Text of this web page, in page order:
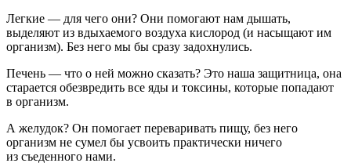
Легкие — для чего они? Они помогают нам дышать,
выделяют из вдыхаемого воздуха кислород (и насыщают им
организм). Без него мы бы сразу задохнулись.
Печень — что о ней можно сказать? Это наша защитница, она
старается обезвредить все яды и токсины, которые попадают
в организм.
А желудок? Он помогает переваривать пищу, без него
организм не сумел бы усвоить практически ничего
из съеденного нами.